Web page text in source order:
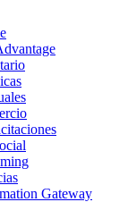
Gateway